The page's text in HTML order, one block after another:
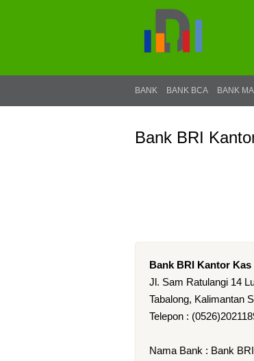
BANK BANK BCA BANK
Bank BRI
Bank BRI Kantor
Jl. Sam Ratulangi 14
Tabalong, Kalimantan
Telepon :
Nama Bank : Bank BRI